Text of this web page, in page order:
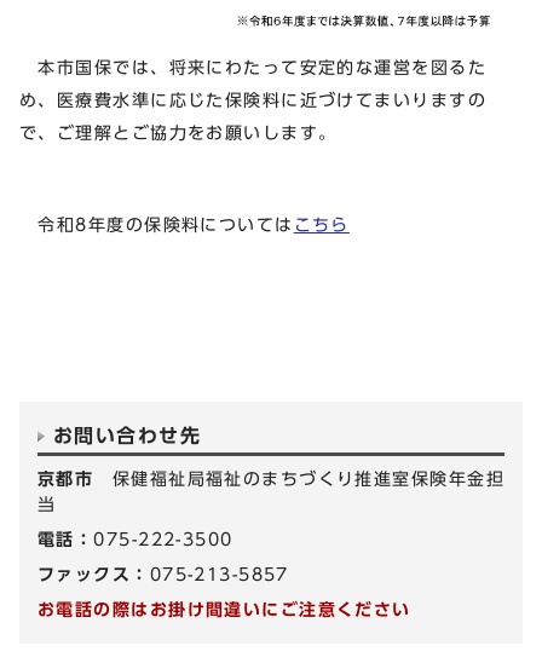
本市国保では、将来にわたって安定的な運営を図るた
め、医療費水準に応じた保険料に近づけてまいりますの
で、ご理解とご協力をお願いします。
令和8年度の保険料については こちら
お問い合わせ先
京都市 保健福祉局福祉のまちづくり推進室保険年金担
当
電話：075-222-3500
ファックス： 075-213-5857
お電話の際はお掛け間違いにご注意ください